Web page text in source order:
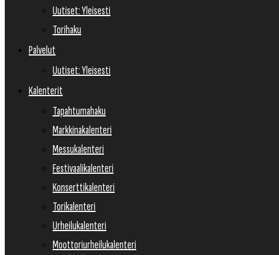
Uutiset: Yleisesti
Torihaku
Palvelut
Uutiset: Yleisesti
Kalenterit
Tapahtumahaku
Markkinakalenteri
Messukalenteri
Festivaalikalenteri
Konserttikalenteri
Torikalenteri
Urheilukalenteri
Moottoriurheilukalenteri